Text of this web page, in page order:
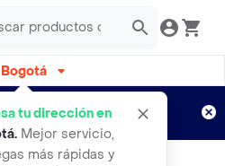
Bogotá
tu dirección en
. Mejor servicio,
más rápidas y
por semanas
Aplican TyC